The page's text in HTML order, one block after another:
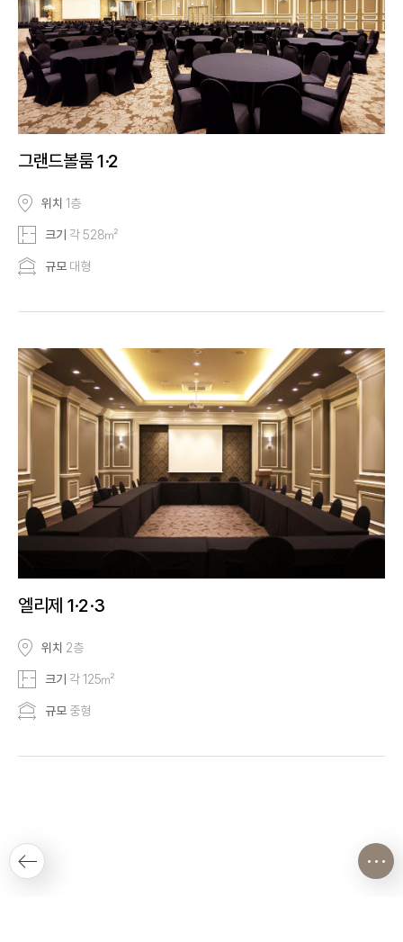
그랜드볼룸 1·2
위치 1층
크기 각 528㎡
규모대형
엘리제 1·2·3
위치 2층
크기 각 125㎡
규모중형